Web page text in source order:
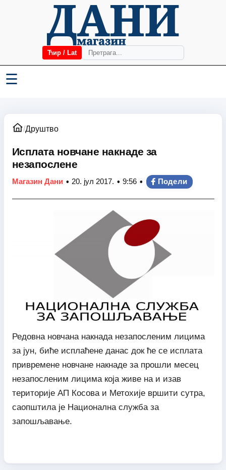
Ћир / Lat
☰
/Друштво
Исплата новчане накнаде за
незапослене
Магазин Дани • 20. јул 2017. • 9:56 • Подели
Редовна новчана накнада незапосленим лицима
за јун, биће исплаћене данас док ће се исплата
привремене новчане накнаде за прошли месец
незапосленим лицима која живе на и изав
територије АП Косова и Метохије вршити сутра,
саопштила је Национална служба за
запошљавање.